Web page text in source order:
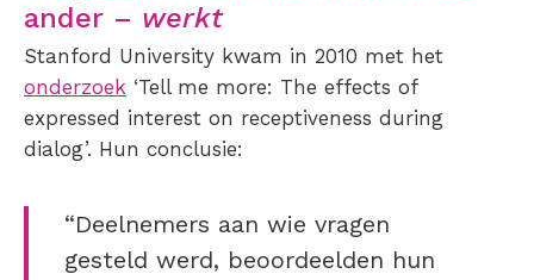
ander – werkt
Stanford University kwam in 2010 met het
onderzoek ‘Tell me more: The effects of
expressed interest on receptiveness during
dialog’. Hun conclusie:
“Deelnemers aan wie vragen
gesteld werd, beoordeelden hun